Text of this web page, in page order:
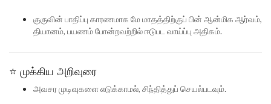
குருவின் பாதிப்பு காரணமாக மே மாதத்திற்குப் பின் ஆன்மிக ஆர்வம்,
தியானம், பயணம் போன்றவற்றில் ஈடுபட வாய்ப்பு அதிகம்.
⭐ முக்கிய அறிவுரை
அவசர முடிவுகளை எடுக்காமல், சிந்தித்துப் செயல்படவும்.